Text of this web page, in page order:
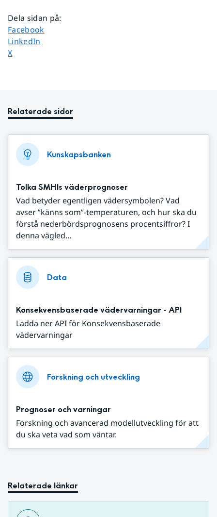
Dela sidan på:
Dela sidan på
Facebook
Dela sidan på
LinkedIn
Dela sidan på
X
Relaterade sidor
Kunskapsbanken
Tolka SMHIs väderprognoser
Vad betyder egentligen vädersymbolen? Vad
avser ”känns som”-temperaturen, och hur ska du
förstå nederbördsprognosens procentsiffror? I
denna vägled...
Data
Konsekvensbaserade vädervarningar - API
Ladda ner API för Konsekvensbaserade
vädervarningar
Forskning och utveckling
Prognoser och varningar
Forskning och avancerad modellutveckling för att
du ska veta vad som väntar.
Relaterade länkar